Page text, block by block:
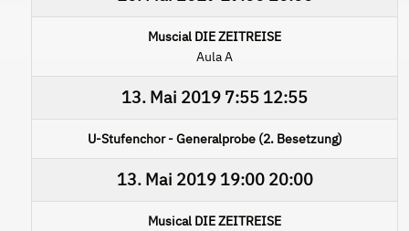
Muscial DIE ZEITREISE
Aula A
13. Mai 2019 7:55 12:55
U-Stufenchor - Generalprobe (2. Besetzung)
13. Mai 201919:00 20:00
Musical DIE ZEITREISE